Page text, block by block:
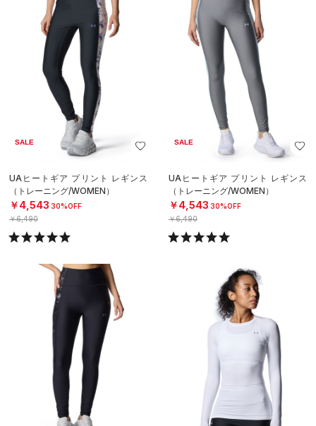
SALE
UAヒートギア プリント レギンス
（トレーニング/WOMEN）
￥4,543 30%OFF
￥6,490
SALE
UAヒートギア プリント レギンス
（トレーニング/WOMEN）
￥4,543 30%OFF
￥6,490